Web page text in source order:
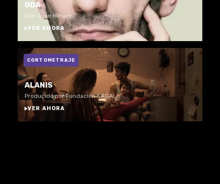
ODA
Con Juan Minujin
VER AHORA
CORTOMETRAJE
ALANIS
Producido por Fundación SAGAI
VER AHORA